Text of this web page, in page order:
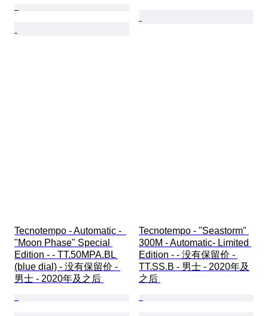
Tecnotempo - Automatic -
"Moon Phase" Special
Edition - - TT.50MPA.BL
(blue dial) - 没有保留价 -
男士 - 2020年及之后
Tecnotempo - "Seastorm"
300M - Automatic- Limited
Edition - - 没有保留价 -
TT.SS.B - 男士 - 2020年及
之后